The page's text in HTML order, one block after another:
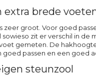
brede
zeer groot. Voor goed
zit er verschil in de
gemeten. De
passen en een goed
steunzool